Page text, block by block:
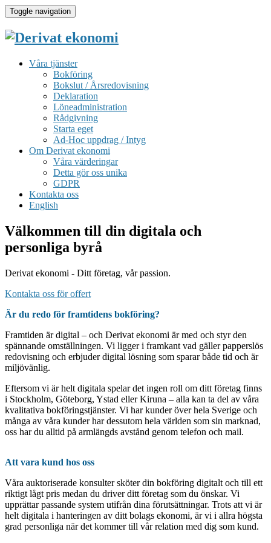
Toggle navigation
Våra tjänster
Bokföring
Bokslut / Årsredovisning
Deklaration
Löneadministration
Rådgivning
Starta eget
Ad-Hoc uppdrag / Intyg
Om Derivat ekonomi
Våra värderingar
Detta gör oss unika
GDPR
Kontakta oss
English
Välkommen till din digitala och
personliga byrå
Derivat ekonomi - Ditt företag, vår passion.
Kontakta oss för offert
Är du redo för framtidens bokföring?
Framtiden är digital – och Derivat ekonomi är med och styr den
spännande omställningen. Vi ligger i framkant vad gäller papperslös
redovisning och erbjuder digital lösning som sparar både tid och är
miljövänlig.
Eftersom vi är helt digitala spelar det ingen roll om ditt företag finns
i Stockholm, Göteborg, Ystad eller Kiruna – alla kan ta del av våra
kvalitativa bokföringstjänster. Vi har kunder över hela Sverige och
många av våra kunder har dessutom hela världen som sin marknad,
oss har du alltid på armlängds avstånd genom telefon och mail.
Att vara kund hos oss
Våra auktoriserade konsulter sköter din bokföring digitalt och till ett
riktigt lågt pris medan du driver ditt företag som du önskar. Vi
upprättar passande system utifrån dina förutsättningar. Trots att vi är
helt digitala i hanteringen av ditt bolags ekonomi, är vi i allra högsta
grad personliga när det kommer till vår relation med dig som kund.